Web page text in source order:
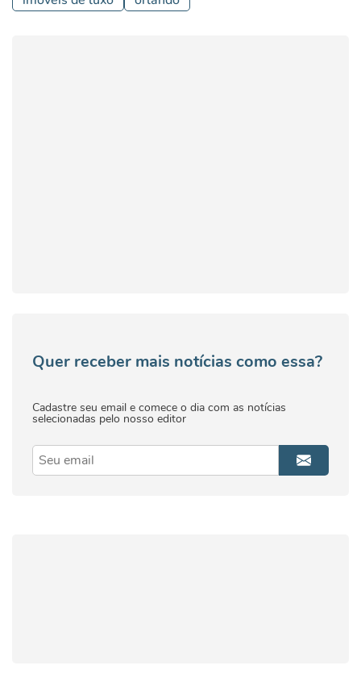
Quer receber mais notícias como essa?
Cadastre seu email e comece o dia com as notícias
selecionadas pelo nosso editor